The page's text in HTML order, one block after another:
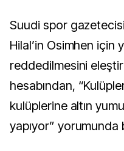
Suudi spor
Hilal’in Osimhen için
reddedilmesini
hesabından,
kulüplerine altın
yapıyor” yorumunda